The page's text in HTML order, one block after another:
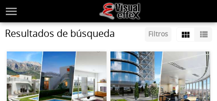
Filtros
Resultados de búsqueda